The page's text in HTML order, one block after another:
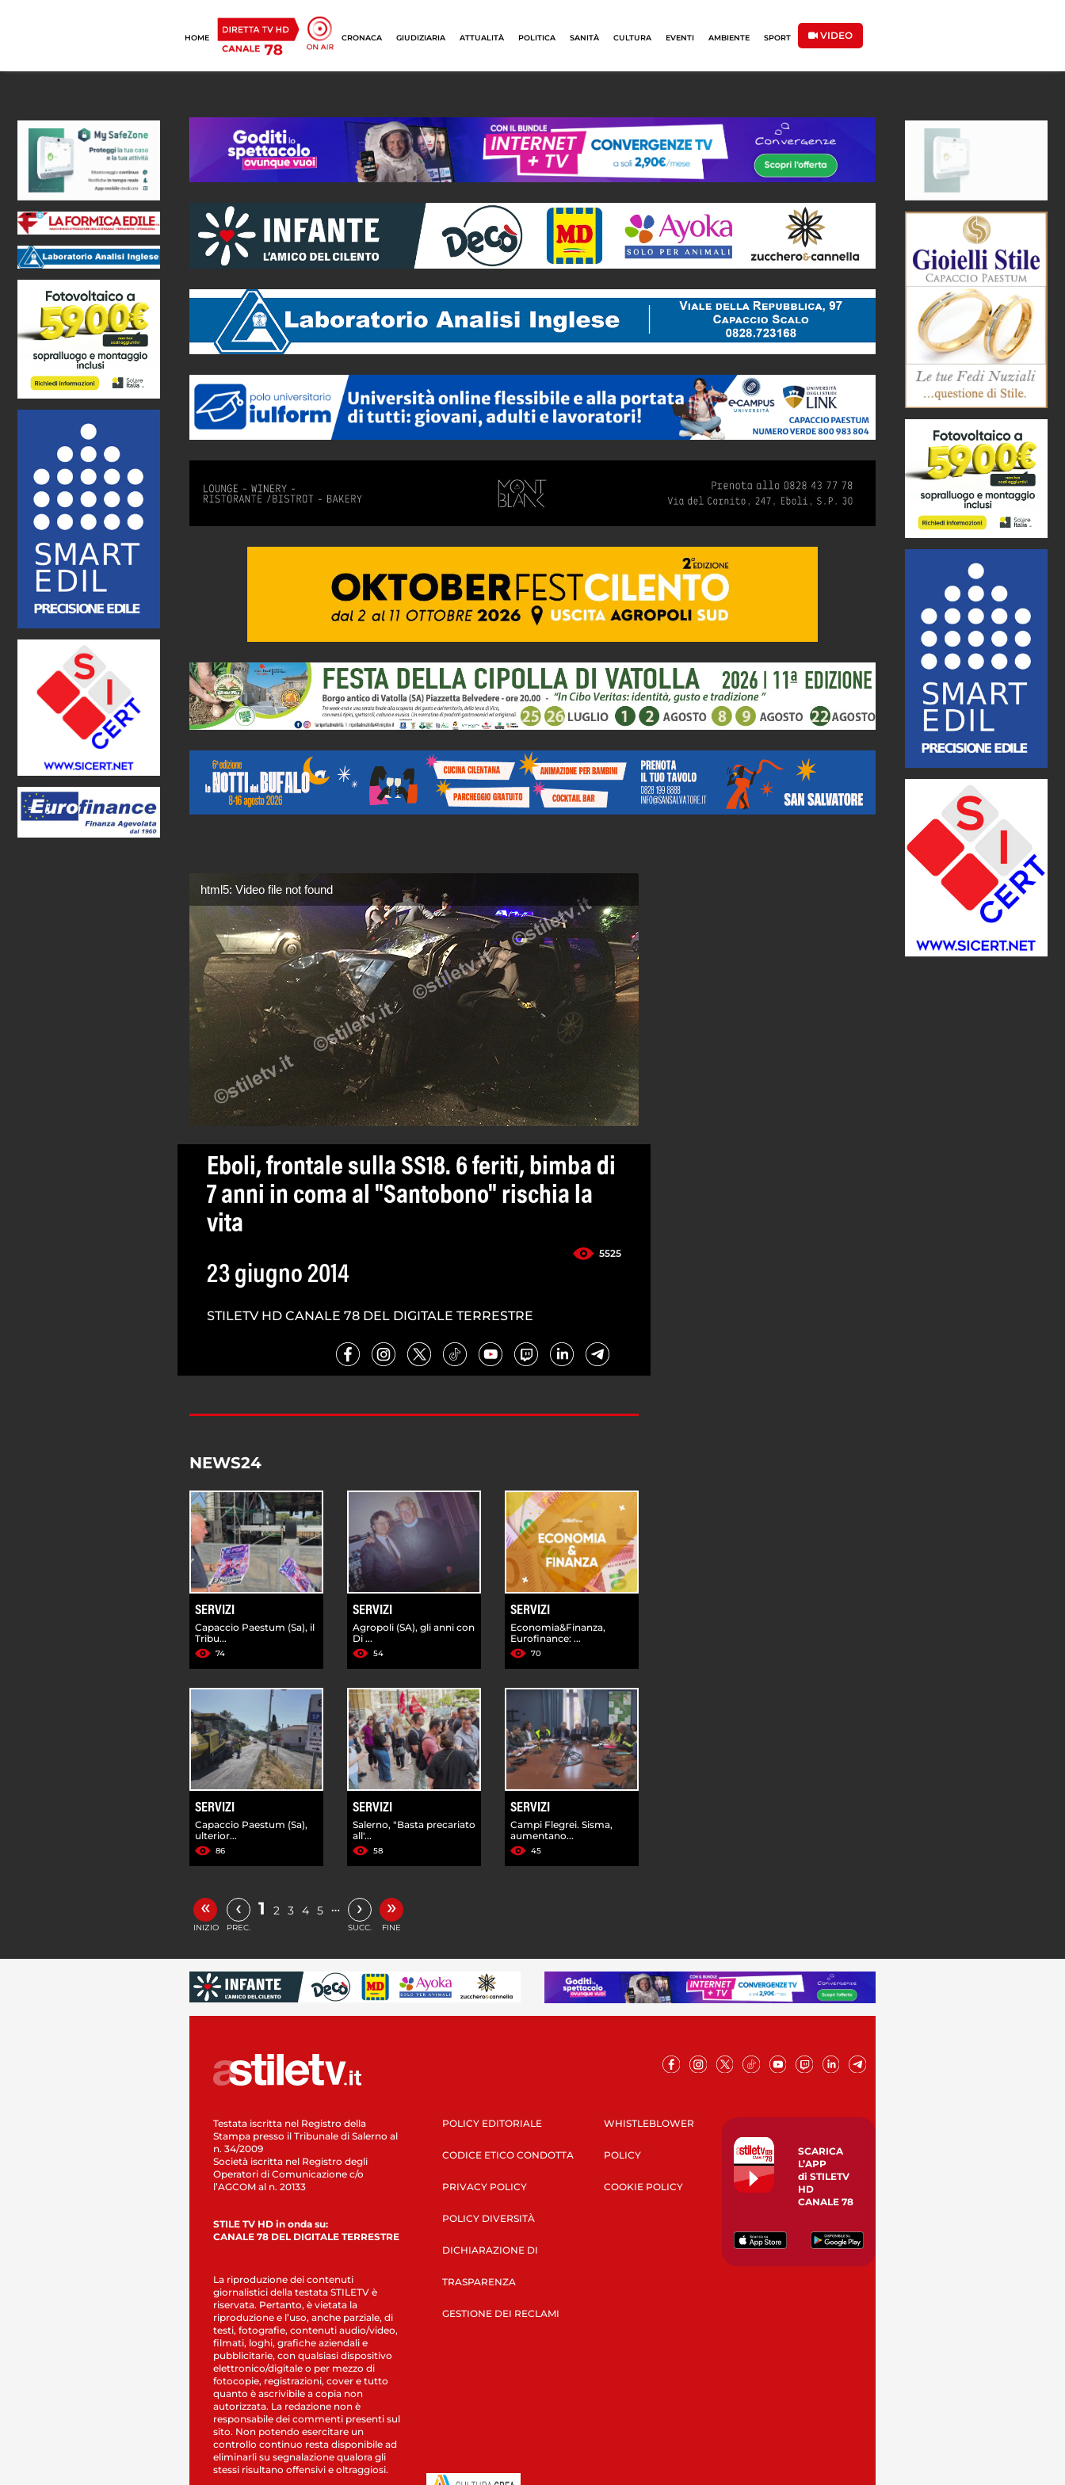
HOME CRONACA GIUDIZIARIA ATTUALITÀ POLITICA SANITÀ CULTURA EVENTI AMBIENTE SPORT VIDEO
html5: Video file not found
Eboli, frontale sulla SS18. 6 feriti, bimba di
7 anni in coma al "Santobono" rischia la
vita
5525
23 giugno 2014
STILETV HD CANALE 78 DEL DIGITALE TERRESTRE
NEWS24
SERVIZI
Capaccio Paestum (Sa), il
Tribu...
74
SERVIZI
Agropoli (SA), gli anni con
Di ...
54
SERVIZI
Economia&Finanza,
Eurofinance: ...
70
SERVIZI
Capaccio Paestum (Sa),
ulterior...
86
SERVIZI
Salerno, "Basta precariato
all'...
58
SERVIZI
Campi Flegrei. Sisma,
aumentano...
45
«
INIZIO
‹
PREC.
1 2 3 4 5 … ›
SUCC.
»
FINE
Testata iscritta nel Registro della
Stampa presso il Tribunale di Salerno al
n. 34/2009
Società iscritta nel Registro degli
Operatori di Comunicazione c/o
l’AGCOM al n. 20133
STILE TV HD in onda su:
CANALE 78 DEL DIGITALE TERRESTRE
La riproduzione dei contenuti
giornalistici della testata STILETV è
riservata. Pertanto, è vietata la
riproduzione e l’uso, anche parziale, di
testi, fotografie, contenuti audio/video,
filmati, loghi, grafiche aziendali e
pubblicitarie, con qualsiasi dispositivo
elettronico/digitale o per mezzo di
fotocopie, registrazioni, cover e tutto
quanto è ascrivibile a copia non
autorizzata. La redazione non è
responsabile dei commenti presenti sul
sito. Non potendo esercitare un
controllo continuo resta disponibile ad
eliminarli su segnalazione qualora gli
stessi risultano offensivi e oltraggiosi.
POLICY EDITORIALE
CODICE ETICO CONDOTTA
PRIVACY POLICY
POLICY DIVERSITÀ
DICHIARAZIONE DI
TRASPARENZA
GESTIONE DEI RECLAMI
WHISTLEBLOWER
POLICY
COOKIE POLICY
SCARICA
L’APP
di STILETV
HD
CANALE 78